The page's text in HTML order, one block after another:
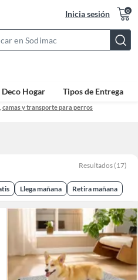
Inicia sesión 0
Bar
Deco Hogar Tipos de Entrega
camas y transporte para perros
Resultados (17)
Llega mañana Retira mañana